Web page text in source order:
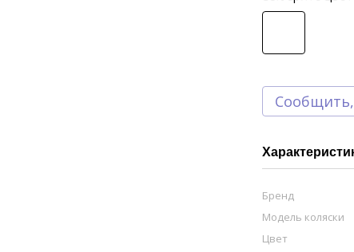
Сообщить,
Бренд
Модель коляски
Цвет